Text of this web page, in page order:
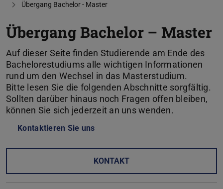
Übergang Bachelor - Master
Übergang Bachelor – Master
Auf dieser Seite finden Studierende am Ende des
Bachelorestudiums alle wichtigen Informationen
rund um den Wechsel in das Masterstudium.
Bitte lesen Sie die folgenden Abschnitte sorgfältig.
Sollten darüber hinaus noch Fragen offen bleiben,
können Sie sich jederzeit an uns wenden.
Kontaktieren Sie uns
KONTAKT